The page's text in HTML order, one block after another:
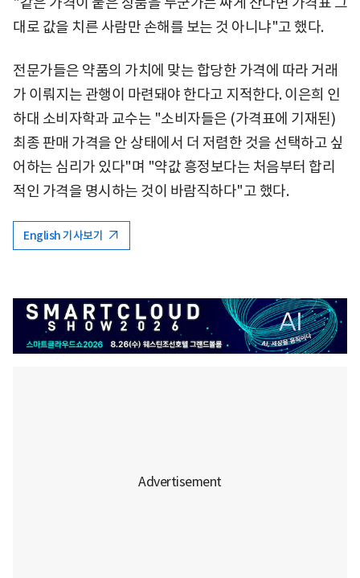
대로 값을 치른 사람만 손해를 보는 것 아니냐"고 했다.
전문가들은 약품의 가치에 맞는 합당한 가격에 따라 거래
가 이뤄지는 관행이 마련돼야 한다고 지적한다. 이은희 인
하대 소비자학과 교수는 "소비자들은 (가격표에 기재된)
최종 판매 가격을 안 상태에서 더 저렴한 것을 선택하고 싶
어하는 심리가 있다"며 "약값 흥정보다는 처음부터 합리
적인 가격을 명시하는 것이 바람직하다"고 했다.
English 기사보기